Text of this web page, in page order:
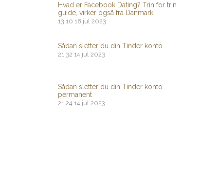
Hvad er Facebook Dating? Trin for trin
guide, virker også fra Danmark.
13:10 18 jul 2023
Sådan sletter du din Tinder konto
21:32 14 jul 2023
Sådan sletter du din Tinder konto
permanent
21:24 14 jul 2023